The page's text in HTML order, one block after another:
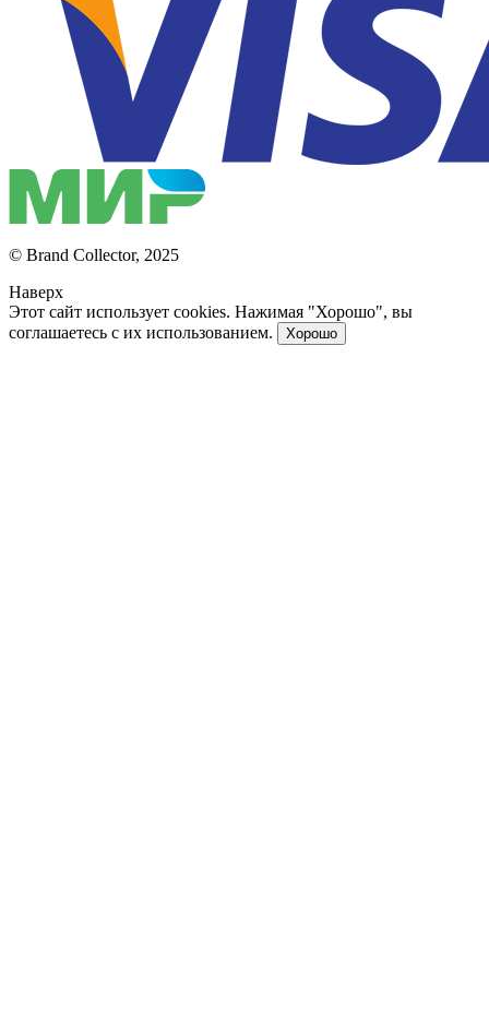
© Brand Collector, 2025
Наверх
Этот сайт использует cookies. Нажимая "Хорошо", вы
соглашаетесь с их использованием.
Хорошо